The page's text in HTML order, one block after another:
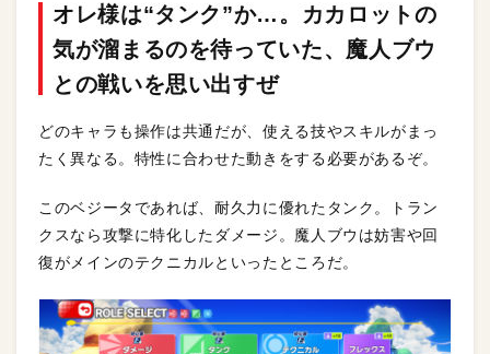
オレ様は“タンク”か…。カカロットの
気が溜まるのを待っていた、魔人ブウ
との戦いを思い出すぜ
どのキャラも操作は共通だが、使える技やスキルがまっ
たく異なる。特性に合わせた動きをする必要があるぞ。
このベジータであれば、耐久力に優れたタンク。トラン
クスなら攻撃に特化したダメージ。魔人ブウは妨害や回
復がメインのテクニカルといったところだ。